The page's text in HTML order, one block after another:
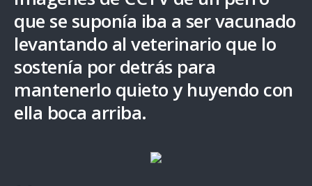
que se suponía iba a ser vacunado
levantando al veterinario que lo
sostenía por detrás para
mantenerlo quieto y huyendo con
ella boca arriba.